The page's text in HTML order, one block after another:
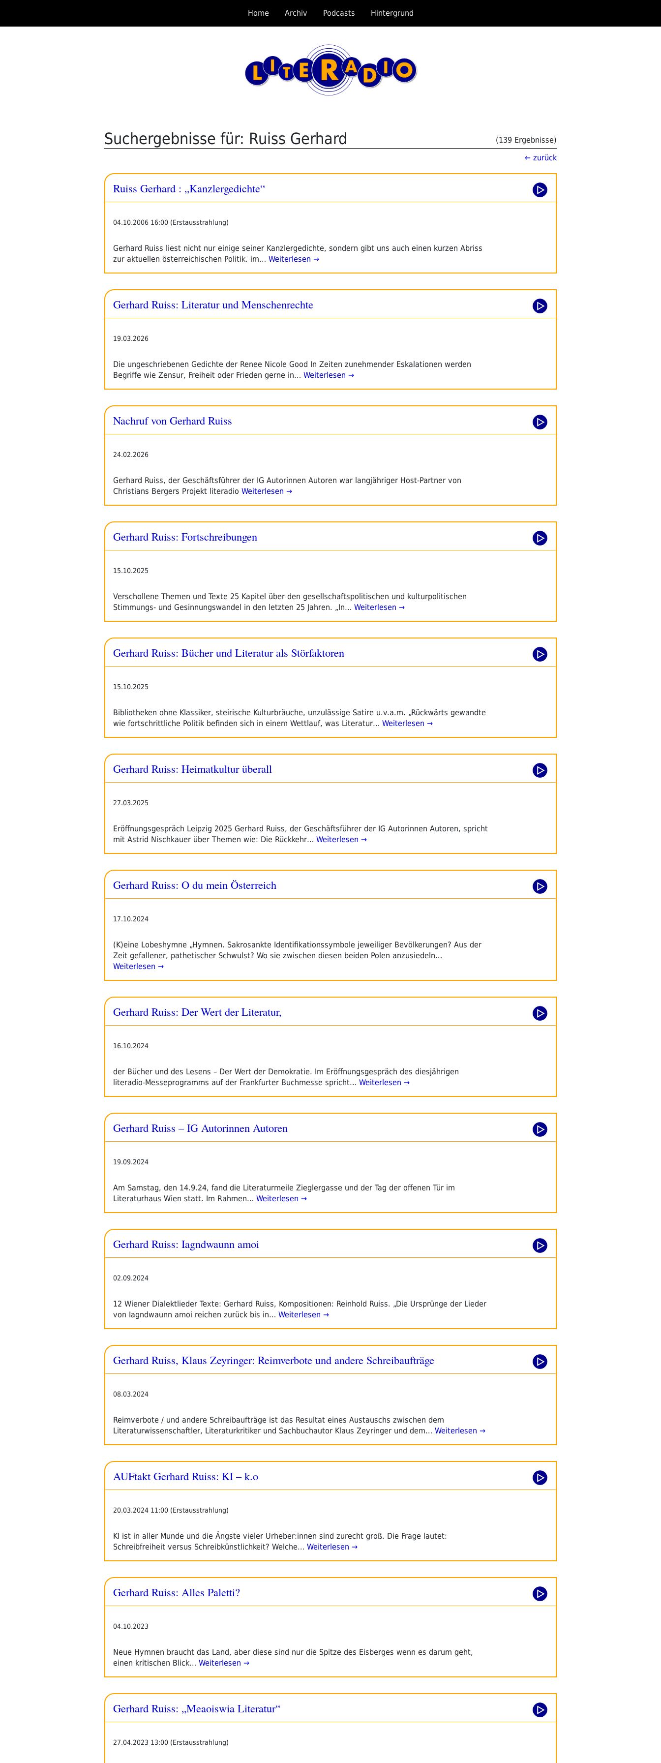
springen
Home Archiv Podcasts Hintergrund
Suchergebnisse für: Ruiss Gerhard
(139 Ergebnisse)
← zurück
Ruiss Gerhard : „Kanzlergedichte“
04.10.2006 16:00 (Erstausstrahlung)
Gerhard Ruiss liest nicht nur einige seiner Kanzlergedichte, sondern gibt uns auch einen kurzen Abriss
zur aktuellen österreichischen Politik. im… Weiterlesen →
Gerhard Ruiss: Literatur und Menschenrechte
19.03.2026
Die ungeschriebenen Gedichte der Renee Nicole Good In Zeiten zunehmender Eskalationen werden
Begriffe wie Zensur, Freiheit oder Frieden gerne in… Weiterlesen →
Nachruf von Gerhard Ruiss
24.02.2026
Gerhard Ruiss, der Geschäftsführer der IG Autorinnen Autoren war langjähriger Host-Partner von
Christians Bergers Projekt literadio Weiterlesen →
Gerhard Ruiss: Fortschreibungen
15.10.2025
Verschollene Themen und Texte 25 Kapitel über den gesellschaftspolitischen und kulturpolitischen
Stimmungs- und Gesinnungswandel in den letzten 25 Jahren. „In… Weiterlesen →
Gerhard Ruiss: Bücher und Literatur als Störfaktoren
15.10.2025
Bibliotheken ohne Klassiker, steirische Kulturbräuche, unzulässige Satire u.v.a.m. „Rückwärts gewandte
wie fortschrittliche Politik befinden sich in einem Wettlauf, was Literatur… Weiterlesen →
Gerhard Ruiss: Heimatkultur überall
27.03.2025
Eröffnungsgespräch Leipzig 2025 Gerhard Ruiss, der Geschäftsführer der IG Autorinnen Autoren, spricht
mit Astrid Nischkauer über Themen wie: Die Rückkehr… Weiterlesen →
Gerhard Ruiss: O du mein Österreich
17.10.2024
(K)eine Lobeshymne „Hymnen. Sakrosankte Identifikationssymbole jeweiliger Bevölkerungen? Aus der
Zeit gefallener, pathetischer Schwulst? Wo sie zwischen diesen beiden Polen anzusiedeln…
Weiterlesen →
Gerhard Ruiss: Der Wert der Literatur,
16.10.2024
der Bücher und des Lesens – Der Wert der Demokratie. Im Eröffnungsgespräch des diesjährigen
literadio-Messeprogramms auf der Frankfurter Buchmesse spricht… Weiterlesen →
Gerhard Ruiss – IG Autorinnen Autoren
19.09.2024
Am Samstag, den 14.9.24, fand die Literaturmeile Zieglergasse und der Tag der offenen Tür im
Literaturhaus Wien statt. Im Rahmen… Weiterlesen →
Gerhard Ruiss: Iagndwaunn amoi
02.09.2024
12 Wiener Dialektlieder Texte: Gerhard Ruiss, Kompositionen: Reinhold Ruiss. „Die Ursprünge der Lieder
von Iagndwaunn amoi reichen zurück bis in… Weiterlesen →
Gerhard Ruiss, Klaus Zeyringer: Reimverbote und andere Schreibaufträge
08.03.2024
Reimverbote / und andere Schreibaufträge ist das Resultat eines Austauschs zwischen dem
Literaturwissenschaftler, Literaturkritiker und Sachbuchautor Klaus Zeyringer und dem… Weiterlesen →
AUFtakt Gerhard Ruiss: KI – k.o
20.03.2024 11:00 (Erstausstrahlung)
KI ist in aller Munde und die Ängste vieler Urheber:innen sind zurecht groß. Die Frage lautet:
Schreibfreiheit versus Schreibkünstlichkeit? Welche… Weiterlesen →
Gerhard Ruiss: Alles Paletti?
04.10.2023
Neue Hymnen braucht das Land, aber diese sind nur die Spitze des Eisberges wenn es darum geht,
einen kritischen Blick… Weiterlesen →
Gerhard Ruiss: „Meaoiswia Literatur“
27.04.2023 13:00 (Erstausstrahlung)